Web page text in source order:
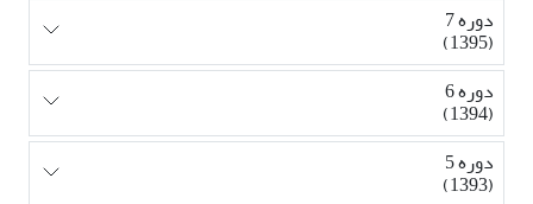
دوره 7
(1395)
دوره 6
(1394)
دوره 5
(1393)